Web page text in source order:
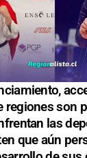
regiones son
las
que aún